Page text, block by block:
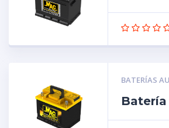
BATERÍAS
Batería